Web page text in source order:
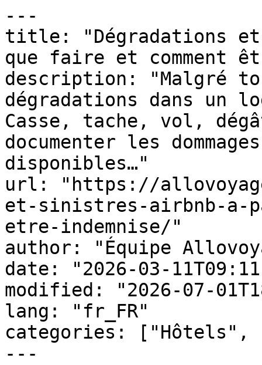
---
title: "Dégradations
que faire et comment
description: "Malgré
dégradations dans un
Casse, tache, vol,
documenter les
disponibles…"
url: "https://
et-sinistres-airbnb-a-
etre-indemnise/"
author: "Équipe
date: "2026-03-
modified: "2026-07-
lang: "fr_FR"
categories: ["Hôtels",
---